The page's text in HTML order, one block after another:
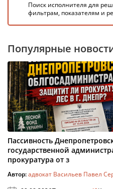
Поиск исполнителя для
фильтрам, показателям и
Популярные
Пассивность
государственной
прокуратура от з
Автор:адвокат Васильев Павел